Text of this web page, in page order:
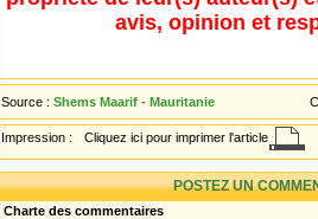
avis, opinion et
Source : Shems Maarif - Mauritanie
Impression : Cliquez ici pour imprimer l'article
POSTEZ UN
Charte des commentaires